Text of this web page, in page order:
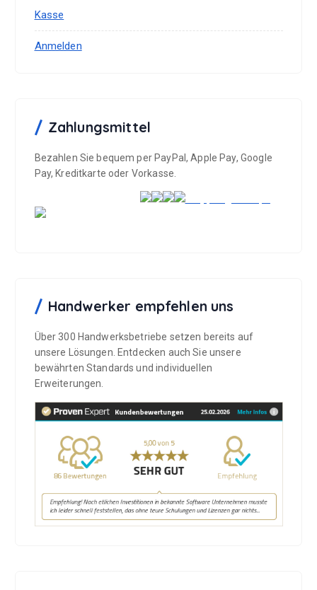
t
t
w
e
P
r
d
i
t
e
g
e
ä
h
t
w
r
d
e
Kasse
Anmelden
Zahlungsmittel
Bezahlen Sie bequem per PayPal, Apple Pay, Google
Pay, Kreditkarte oder Vorkasse.
Handwerker empfehlen uns
Über 300 Handwerksbetriebe setzen bereits auf
unsere Lösungen. Entdecken auch Sie unsere
bewährten Standards und individuellen
Erweiterungen.